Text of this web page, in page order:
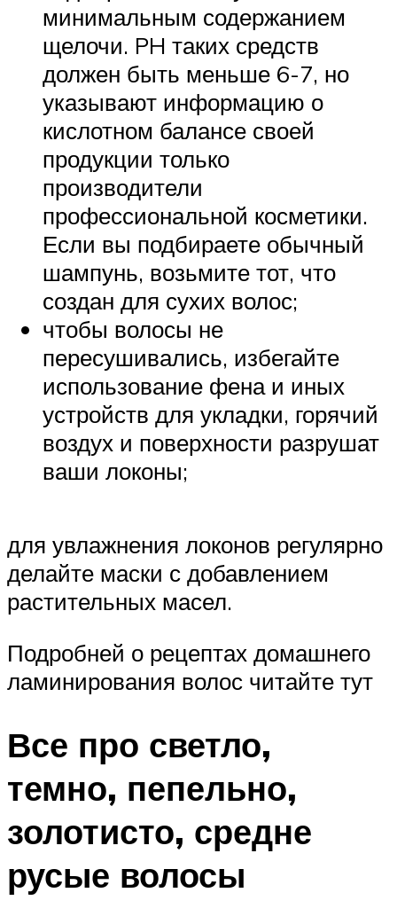
минимальным содержанием
щелочи. PH таких средств
должен быть меньше 6-7, но
указывают информацию о
кислотном балансе своей
продукции только
производители
профессиональной косметики.
Если вы подбираете обычный
шампунь, возьмите тот, что
создан для сухих волос;
чтобы волосы не
пересушивались, избегайте
использование фена и иных
устройств для укладки, горячий
воздух и поверхности разрушат
ваши локоны;
для увлажнения локонов регулярно
делайте маски с добавлением
растительных масел.
Подробней о рецептах домашнего
ламинирования волос читайте тут
Все про светло,
темно, пепельно,
золотисто, средне
русые волосы